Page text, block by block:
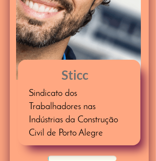
Sindicato dos
Trabalhadoresnas
Indústrias da Construção
Civil de Porto Alegre
Sticc